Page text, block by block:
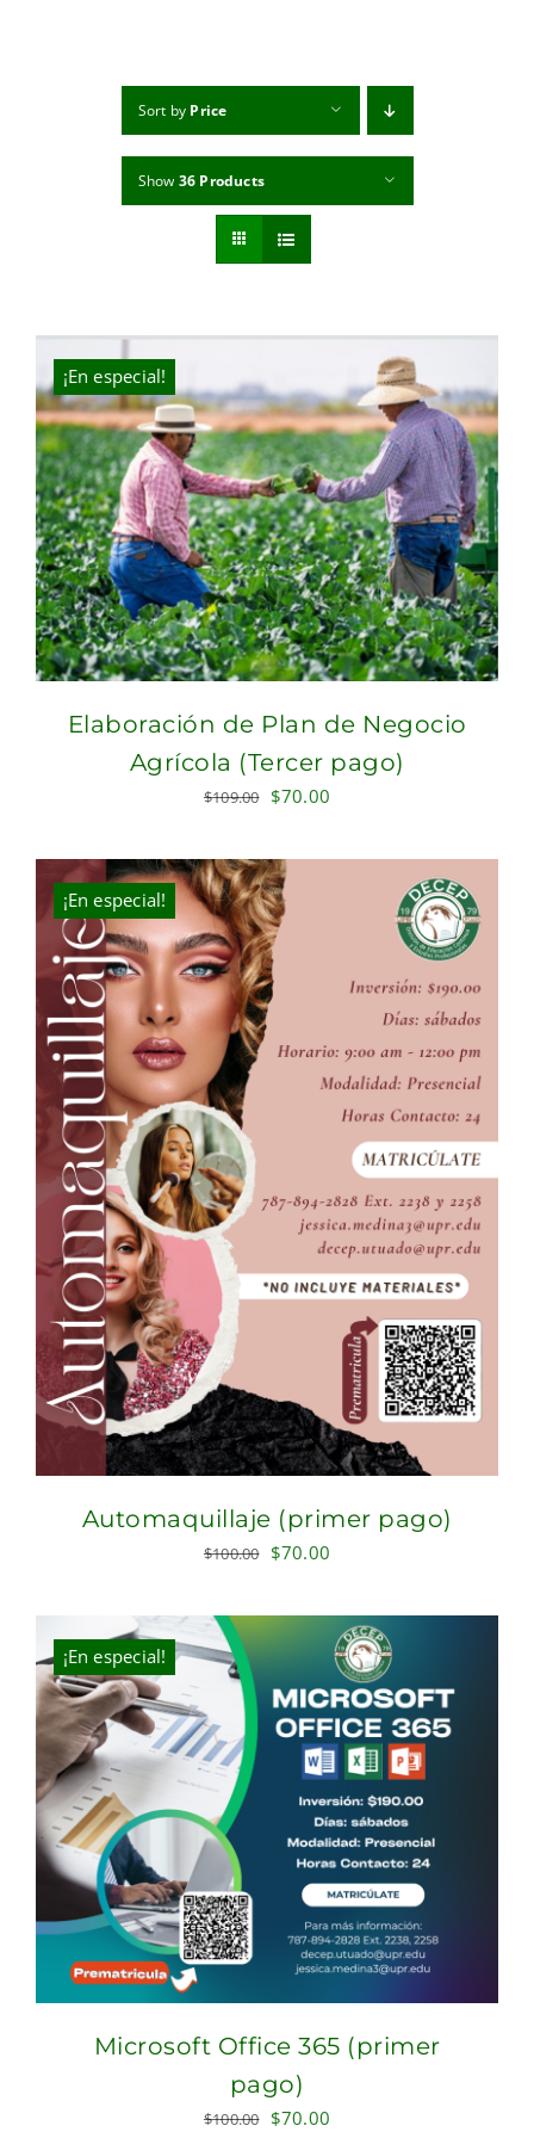
Sort by Price
Show 36 Products
¡En especial!
Elaboración de Plan de Negocio
Agrícola (Tercer pago)
$109.00 Original
was:
$109.00.
$70.00
is:
¡En especial!
Automaquillaje (primer pago)
$100.00 Original
was:
$100.00.
$70.00
is:
$70.00.
¡En especial!
Microsoft Office 365 (primer
pago)
$100.00 Original
$70.00